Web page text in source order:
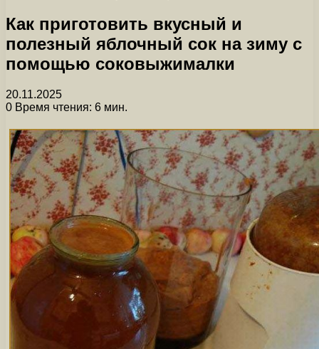
Как приготовить вкусный и
полезный яблочный сок на зиму с
помощью соковыжималки
20.11.2025
0 Время чтения: 6 мин.